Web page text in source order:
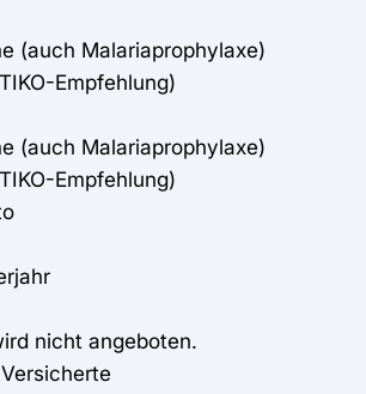
(auch Malariaprophylaxe)
Empfehlung)
(auch Malariaprophylaxe)
Empfehlung)
nicht angeboten.